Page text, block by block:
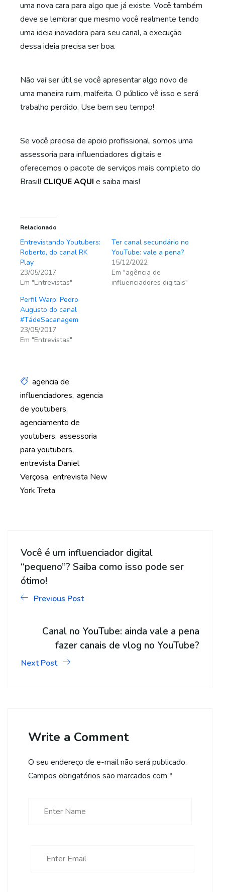
uma nova cara para algo que já existe. Você também
deve se lembrar que mesmo você realmente tendo
uma ideia inovadora para seu canal, a execução
dessa ideia precisa ser boa.
Não vai ser útil se você apresentar algo novo de
uma maneira ruim, malfeita. O público vê isso e será
trabalho perdido. Use bem seu tempo!
Se você precisa de apoio profissional, somos uma
assessoria para influenciadores digitais e
oferecemos o pacote de serviços mais completo do
Brasil! CLIQUE AQUI e saiba mais!
Relacionado
Entrevistando Youtubers:
Roberto, do canal RK
Play
23/05/2017
Em "Entrevistas"
Ter canal secundário no
YouTube: vale a pena?
15/12/2022
Em "agência de
influenciadores digitais"
Perfil Warp: Pedro
Augusto do canal
#TádeSacanagem
23/05/2017
Em "Entrevistas"
agencia de
influenciadores agencia
de youtubers
agenciamento de
youtubers assessoria
para youtubers
entrevista Daniel
Verçosa entrevista New
York Treta
Você é um influenciador digital
“pequeno”? Saiba como isso pode ser
ótimo!
Previous Post
Canal no YouTube: ainda vale a pena
fazer canais de vlog no YouTube?
Next Post
Write a Comment
O seu endereço de e-mail não será publicado.
Campos obrigatórios são marcados com *